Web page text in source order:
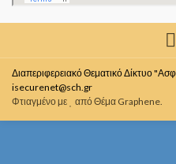
Διαπεριφερειακό Θεματικό Δίκτυο
isecurenet@sch.gr
Φτιαγμένο με
απόΘέμα Graphene.